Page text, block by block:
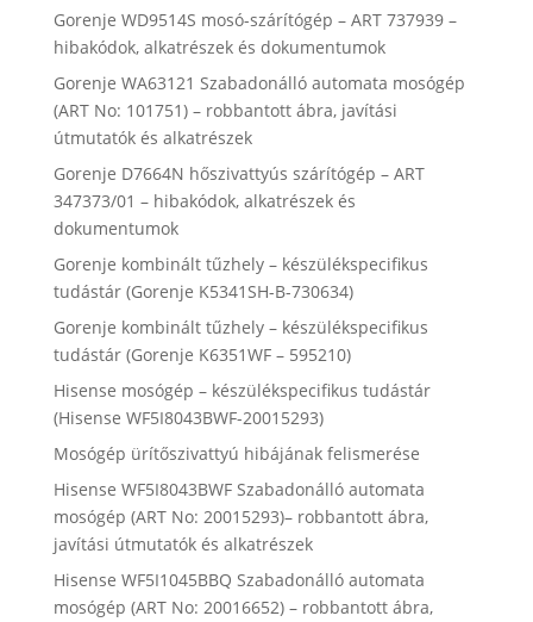
Gorenje WD9514S mosó-szárítógép – ART 737939 –
hibakódok, alkatrészek és dokumentumok
Gorenje WA63121 Szabadonálló automata mosógép
(ART No: 101751) – robbantott ábra, javítási
útmutatók és alkatrészek
Gorenje D7664N hőszivattyús szárítógép – ART
347373/01 – hibakódok, alkatrészek és
dokumentumok
Gorenje kombinált tűzhely – készülékspecifikus
tudástár (Gorenje K5341SH-B-730634)
Gorenje kombinált tűzhely – készülékspecifikus
tudástár (Gorenje K6351WF – 595210)
Hisense mosógép – készülékspecifikus tudástár
(Hisense WF5I8043BWF-20015293)
Mosógép ürítőszivattyú hibájának felismerése
Hisense WF5I8043BWF Szabadonálló automata
mosógép (ART No: 20015293)– robbantott ábra,
javítási útmutatók és alkatrészek
Hisense WF5I1045BBQ Szabadonálló automata
mosógép (ART No: 20016652) – robbantott ábra,